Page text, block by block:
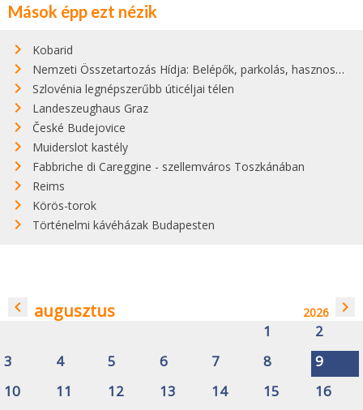
Mások épp ezt nézik
Kobarid
Nemzeti Összetartozás Hídja: Belépők, parkolás, hasznos infók
Szlovénia legnépszerűbb úticéljai télen
Landeszeughaus Graz
České Budejovice
Muiderslot kastély
Fabbriche di Careggine - szellemváros Toszkánában
Reims
Körös-torok
Történelmi kávéházak Budapesten
navigate_before augusztus 2026 navigate_next
1
2
3
4 5 6 7 8
9
10
11 12 13 14 15
16